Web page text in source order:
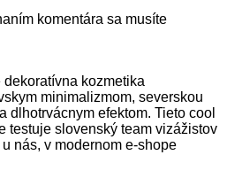
komentára sa musíte
kozmetika
minimalizmom, severskou
dlhotrvácnym efektom. Tieto cool
testuje slovenský team vizážistov
nás, v modernom e-shope